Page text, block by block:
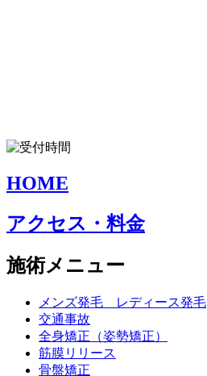
HOME
アクセス・料金
施術メニュー
メンズ発毛 レディース発毛
交通事故
全身矯正（姿勢矯正）
筋膜リリース
骨盤矯正